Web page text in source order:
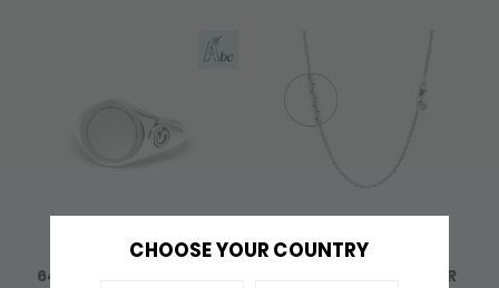
CHOOSE YOUR COUNTRY
640SIL ZEGELRING DUA X037 KETTING ZILVER